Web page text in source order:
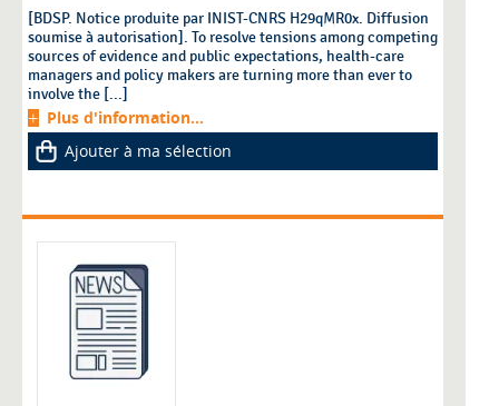
[BDSP. Notice produite par INIST-CNRS H29qMR0x. Diffusion
soumise à autorisation]. To resolve tensions among competing
sources of evidence and public expectations, health-care
managers and policy makers are turning more than ever to
involve the [...]
Plus d'information...
Ajouter à ma sélection